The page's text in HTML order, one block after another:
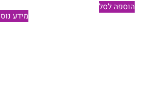
הוספה לסל
מידע